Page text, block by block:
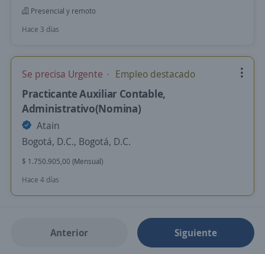
Presencial y remoto
Hace 3 días
Se precisa Urgente Empleo destacado
Practicante Auxiliar Contable,
Administrativo(Nomina)
Atain
Bogotá, D.C., Bogotá, D.C.
$ 1.750.905,00 (Mensual)
Hace 4 días
Anterior Siguiente